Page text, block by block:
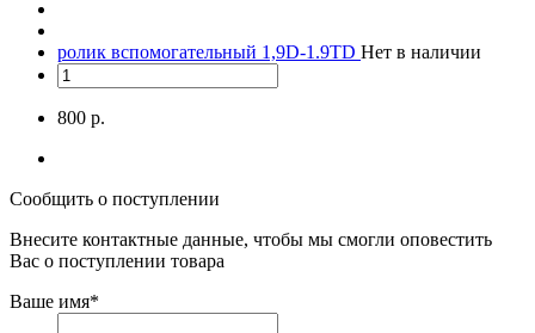
ролик вспомогательный 1,9D-1.9TD Нет в наличии
800 р.
Сообщить о поступлении
Внесите контактные данные, чтобы мы смогли оповестить
Вас о поступлении товара
Ваше имя*